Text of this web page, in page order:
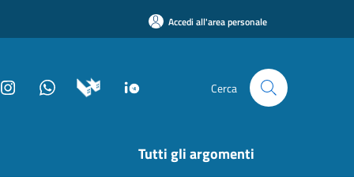
Accedi all'area personale
Cerca
Tutti gli argomenti